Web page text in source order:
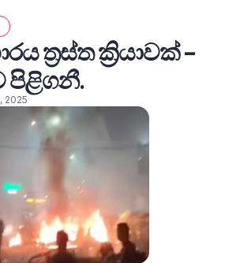
ත්‍රස්ත ක්‍රියාවක් –
පිළිගනී.
2025